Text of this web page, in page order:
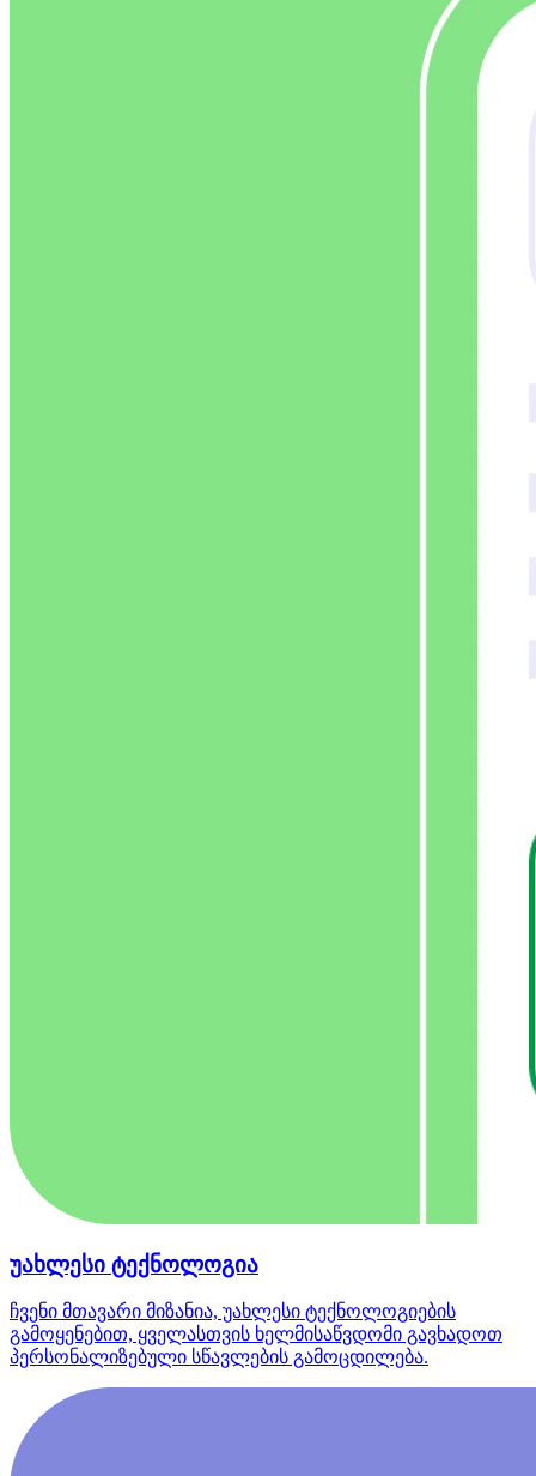
უახლესი ტექნოლოგია
ჩვენი მთავარი მიზანია, უახლესი ტექნოლოგიების
გამოყენებით, ყველასთვის ხელმისაწვდომი გავხადოთ
პერსონალიზებული სწავლების გამოცდილება.